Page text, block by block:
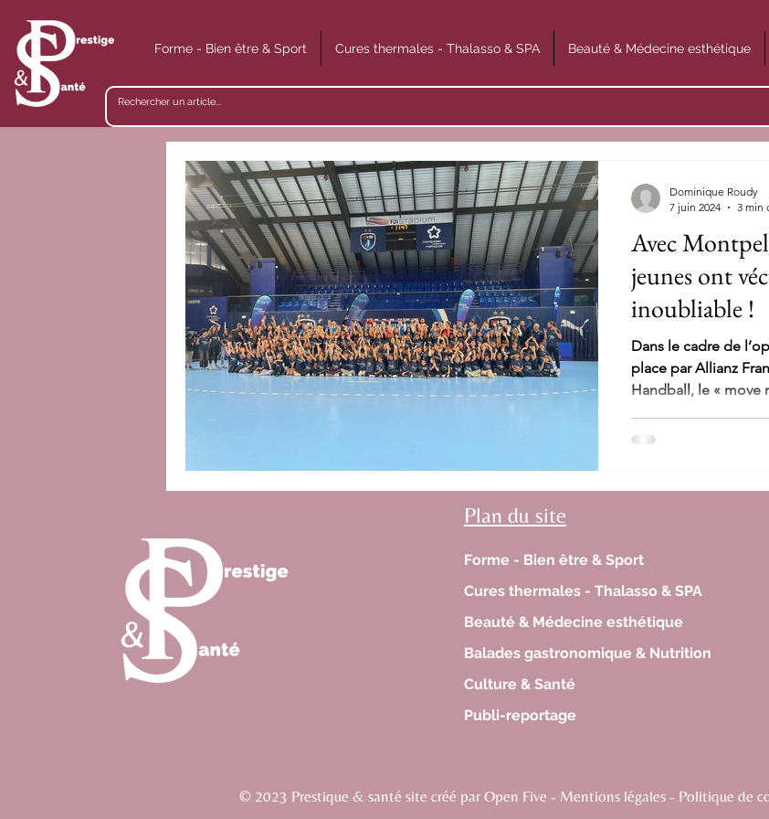
Forme - Bien être & Sport Cures thermales - Thalasso & SPA Beauté & Médecine esthétique
Avec
jeunes ont
inoubliable !
Dans le cadre de
place par Allianz
Handball, le « move
Dominique Roudy
7 juin 2024
3 min
Plan du site
Forme - Bien être & Sport
Cures thermales - Thalasso & SPA
Beauté & Médecine esthétique
Balades gastronomique & Nutrition
Culture & Santé
Publi-reportage
© 2023 Prestique & santé site créé par Open Five - Mentions légales - Politique de